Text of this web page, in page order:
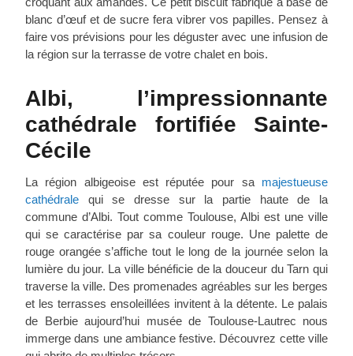
blanc d’œuf et de sucre fera vibrer vos papilles. Pensez à
faire vos prévisions pour les déguster avec une infusion de
la région sur la terrasse de votre chalet en bois.
Albi, l’impressionnante
cathédrale fortifiée Sainte-
Cécile
La région albigeoise est réputée pour sa majestueuse
cathédrale qui se dresse sur la partie haute de la
commune d’Albi. Tout comme Toulouse, Albi est une ville
qui se caractérise par sa couleur rouge. Une palette de
rouge orangée s’affiche tout le long de la journée selon la
lumière du jour. La ville bénéficie de la douceur du Tarn qui
traverse la ville. Des promenades agréables sur les berges
et les terrasses ensoleillées invitent à la détente. Le palais
de Berbie aujourd’hui musée de Toulouse-Lautrec nous
immerge dans une ambiance festive. Découvrez cette ville